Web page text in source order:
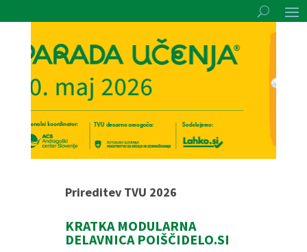
Prireditev TVU 2026
KRATKA MODULARNA
DELAVNICA POIŠČIDELO.SI